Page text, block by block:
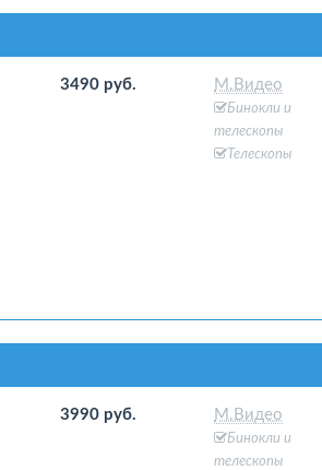
3490 руб. М.Видео
Бинокли и
телескопы
Телескопы
3990 руб. М.Видео
Бинокли и
телескопы